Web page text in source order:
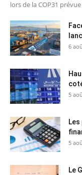
lors de la COP31
6
5
5
Le